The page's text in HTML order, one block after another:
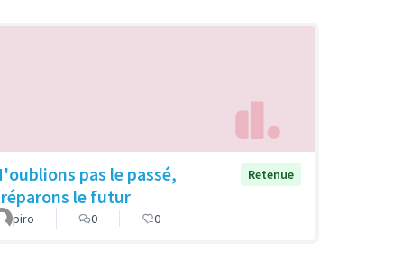
pas le passé,
le futur
Retenue
piro 0 0